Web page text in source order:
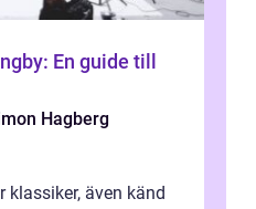
En guide till
Hagberg
även känd